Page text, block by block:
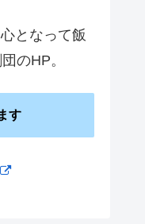
となって飯
のHP。
す